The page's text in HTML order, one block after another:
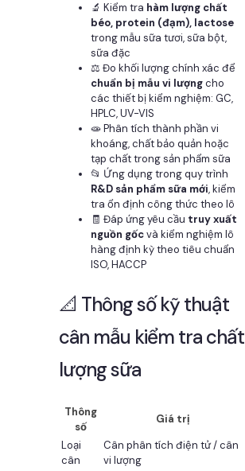
🔬 Kiểm tra hàm lượng chất
béo, protein (đạm), lactose
trong mẫu sữa tươi, sữa bột,
sữa đặc
⚖️ Đo khối lượng chính xác để
chuẩn bị mẫu vi lượngcho
các thiết bị kiểm nghiệm: GC,
HPLC, UV-VIS
🧫 Phân tích thành phần vi
khoáng, chất bảo quản hoặc
tạp chất trong sản phẩm sữa
📂 Ứng dụng trong quy trình
R&D sản phẩm sữa mới, kiểm
tra ổn định công thức theo lô
🧾 Đáp ứng yêu cầu truy xuất
nguồn gốcvà kiểm nghiệm lô
hàng định kỳ theo tiêu chuẩn
ISO, HACCP
📐 Thông số kỹ thuật
cân mẫu kiểm tra chất
lượng sữa
Thông
số
Giá trị
Loại
cân
Cân phân tích điện tử / cân
vi lượng